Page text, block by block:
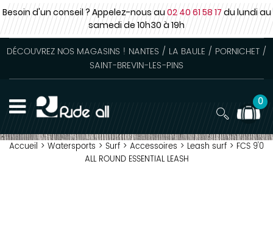
Besoin d'un conseil ? Appelez-nous au02 40 61 58 17du lundi au
samedide 10h30 à 19h
DÉCOUVREZ NOS MAGASINS ! NANTES / LA BAULE / PORNICHET /
SAINT-BREVIN-LES-PINS
0
Accueil > Watersports > Surf > Accessoires > Leash surf > FCS 9'0
ALL ROUND ESSENTIAL LEASH